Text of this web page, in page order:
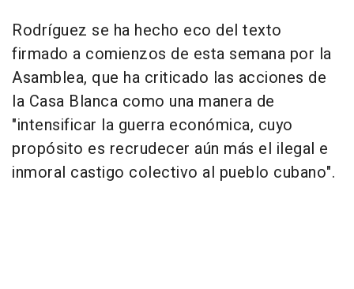
Rodríguez se ha hecho eco del texto
firmado a comienzos de esta semana por la
Asamblea, que ha criticado las acciones de
la Casa Blanca como una manera de
"intensificar la guerra económica, cuyo
propósito es recrudecer aún más el ilegal e
inmoral castigo colectivo al pueblo cubano".